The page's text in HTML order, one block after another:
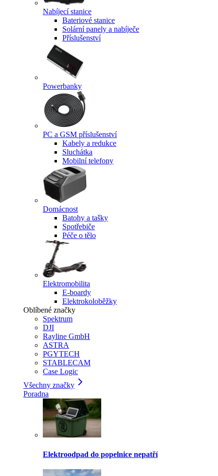
Nabíjecí stanice
Bateriové stanice
Solární panely a nabíječe
Příslušenství
Powerbanky
PC a GSM příslušenství
Kabely a redukce
Sluchátka
Mobilní telefony
Domácnost
Batohy a tašky
Spotřebiče
Péče o tělo
Elektromobilita
E-boardy
Elektrokoloběžky
Oblíbené značky
Spektrum
DJI
Rayline GmbH
ASTRA
PGYTECH
STABLECAM
Case Logic
Všechny značky
Poradna
Elektroodpad do popelnice nepatří